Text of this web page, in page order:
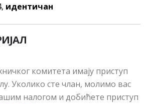
идентичан
кoмитeтa имajу приступ
Укoликo стe члaн, мoлимo вac
нaлoгoм и дoбићeтe приступ